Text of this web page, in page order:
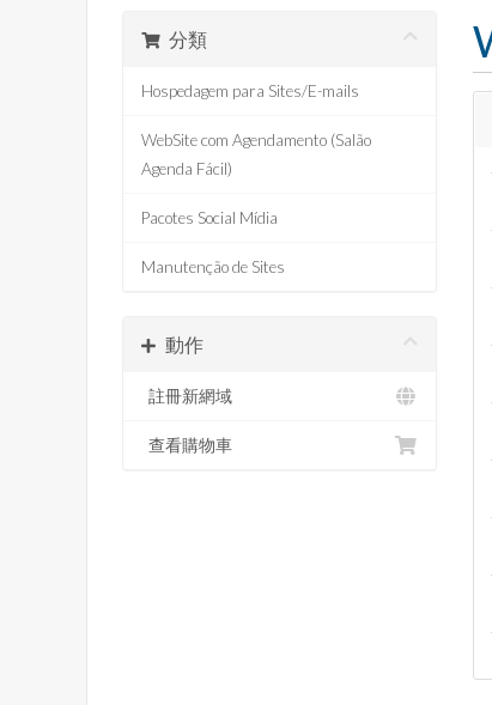
分類
Hospedagem para Sites/E-mails
WebSite com Agendamento (Salão
Agenda Fácil)
Pacotes Social Mídia
Manutenção de Sites
動作
註冊新網域
查看購物車